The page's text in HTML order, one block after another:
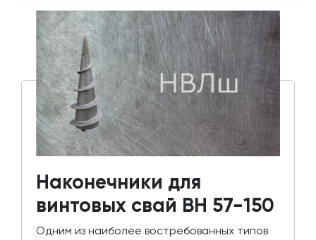
Наконечники для
винтовых свай ВН 57-150
Одним из наиболее востребованных типов